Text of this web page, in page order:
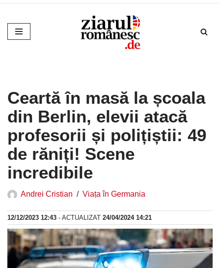
Sari
la
Ceartă în masă la școala
din Berlin, elevii atacă
profesorii și polițiștii: 49
de răniți! Scene
incredibile
Andrei Cristian Viața în Germania
12/12/2023 12:43 - ACTUALIZAT 24/04/2024 14:21